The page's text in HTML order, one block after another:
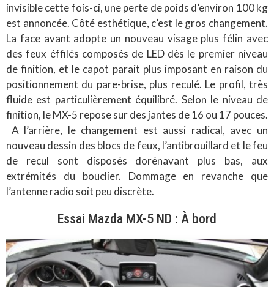
invisible cette fois-ci, une perte de poids d’environ 100 kg
est annoncée. Côté esthétique, c’est le gros changement.
La face avant adopte un nouveau visage plus félin avec
des feux éffilés composés de LED dès le premier niveau
de finition, et le capot parait plus imposant en raison du
positionnement du pare-brise, plus reculé. Le profil, très
fluide est particulièrement équilibré. Selon le niveau de
finition, le MX-5 repose sur des jantes de 16 ou 17 pouces.
A l’arrière, le changement est aussi radical, avec un
nouveau dessin des blocs de feux, l’antibrouillard et le feu
de recul sont disposés dorénavant plus bas, aux
extrémités du bouclier. Dommage en revanche que
l’antenne radio soit peu discrète.
Essai Mazda MX-5 ND : À bord